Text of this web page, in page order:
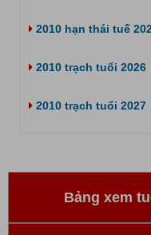
2010 hạn thái tuế
2010 trạch tuổi 2026
2010 trạch tuổi 2027
Bảng xem